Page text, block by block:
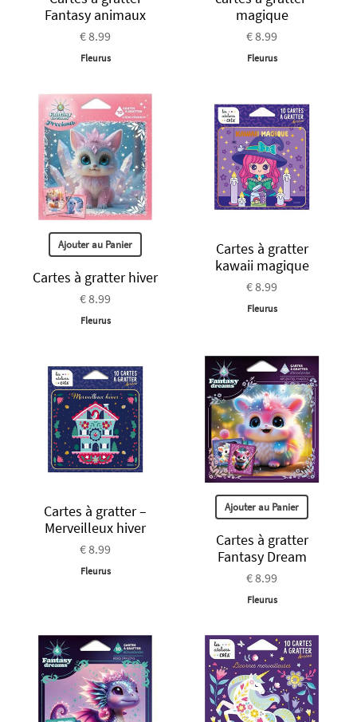
Fantasy animaux
€ 8.99
Fleurus
magique
€ 8.99
Fleurus
Ajouter au Panier
Cartes à gratter hiver
€ 8.99
Fleurus
Cartes à gratter
kawaii magique
€ 8.99
Fleurus
Cartes à gratter –
Merveilleux hiver
€ 8.99
Fleurus
Ajouter au Panier
Cartes à gratter
Fantasy Dream
€ 8.99
Fleurus